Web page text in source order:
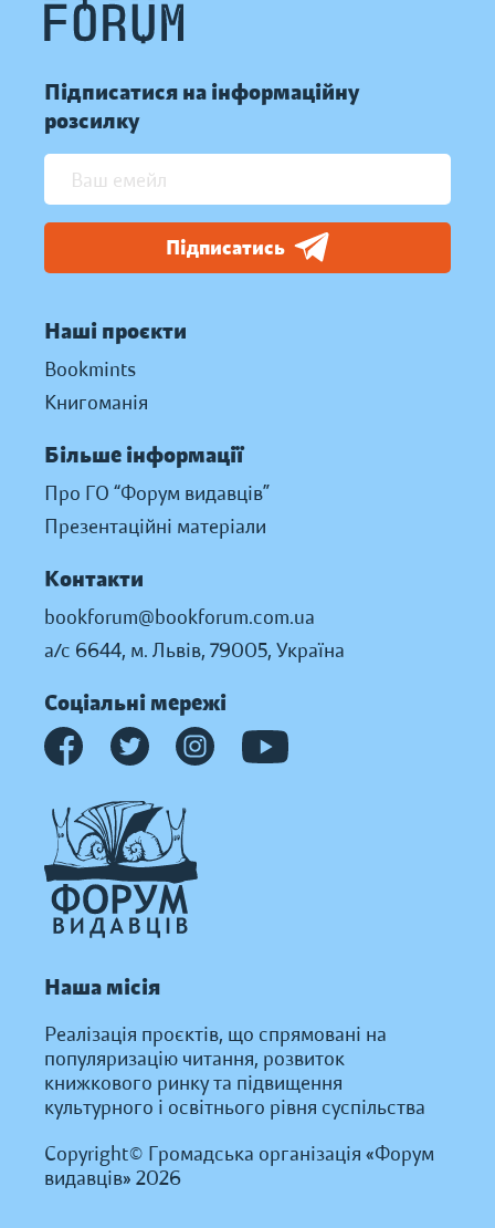
Підписатися на інформаційну
розсилку
Підписатись
Наші проєкти
Bookmints
Книгоманія
Більше інформації
Про ГО “Форум видавців”
Презентаційні матеріали
Контакти
bookforum@bookforum.com.ua
а/с 6644, м. Львів, 79005, Україна
Соціальні мережі
Наша місія
Реалізація проєктів, що спрямовані на
популяризацію читання, розвиток
книжкового ринку та підвищення
культурного і освітнього рівня суспільства
Copyright© Громадська організація «Форум
видавців» 2026